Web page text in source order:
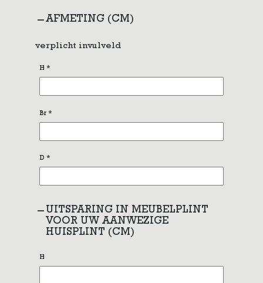
AFMETING (CM)
verplicht invulveld
H *
Br *
D *
UITSPARING IN MEUBELPLINT
VOOR UW AANWEZIGE
HUISPLINT (CM)
H